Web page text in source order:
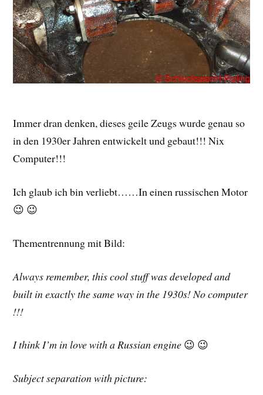
Immer dran denken, dieses geile Zeugs wurde genau so
in den 1930er Jahren entwickelt und gebaut!!! Nix
Computer!!!
Ich glaub ich bin verliebt……In einen russischen Motor
😉 😉
Thementrennung mit Bild:
Always remember, this cool stuff was developed and
built in exactly the same way in the 1930s! No computer
!!!
I think I’m in love with a Russian engine 😉 😉
Subject separation with picture: